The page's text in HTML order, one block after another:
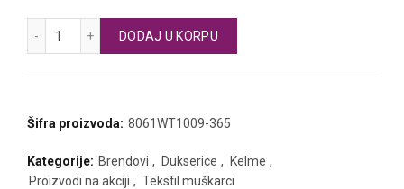
DODAJ U KORPU
Šifra proizvoda: 8061WT1009-365
Kategorije: Brendovi , Dukserice , Kelme ,
Proizvodi na akciji , Tekstil muškarci